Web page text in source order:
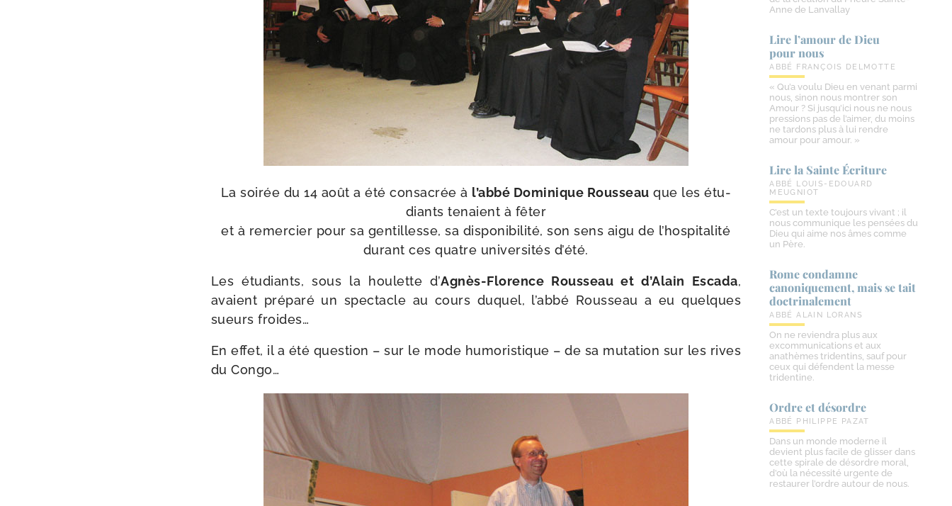
La soi­rée du 14 août a été consa­crée à l’ab­bé Dominique Rousseau que les étu­
diants tenaient à fêter
et à remer­cier pour sa gen­tillesse, sa dis­po­ni­bi­li­té, son sens aigu de l’hos­pi­ta­li­té
durant ces quatre uni­ver­si­tés d’été.
Les étu­diants, sous la hou­lette d’Agnès-​Florence Rousseau et d’Alain Escada,
avaient pré­pa­ré un spec­tacle au cours duquel, l’ab­bé Rousseau a eu quelques
sueurs froides…
En effet, il a été ques­tion – sur le mode humo­ris­tique – de sa muta­tion sur les rives
du Congo…
Anne de Lanvallay
Lire l’amour de Dieu
pour nous
ABBÉ FRANÇOIS DELMOTTE
« Qu’a voulu Dieu en venant parmi
nous, sinon nous montrer son
Amour ? Si jusqu’ici nous ne nous
pressions pas de l’aimer, du moins
ne tardons plus à lui rendre
amour pour amour. »
Lire la Sainte Écriture
ABBÉ LOUIS-EDOUARD
MEUGNIOT
C’est un texte toujours vivant ; il
nous communique les pensées du
Dieu qui aime nos âmes comme
un Père.
Rome condamne
canoniquement, mais se tait
doctrinalement
ABBÉ ALAIN LORANS
On ne reviendra plus aux
excommunications et aux
anathèmes tridentins, sauf pour
ceux qui défendent la messe
tridentine.
Ordre et désordre
ABBÉ PHILIPPE PAZAT
Dans un monde moderne il
devient plus facile de glisser dans
cette spirale de désordre moral,
d’où la nécessité urgente de
restaurer l’ordre autour de nous.